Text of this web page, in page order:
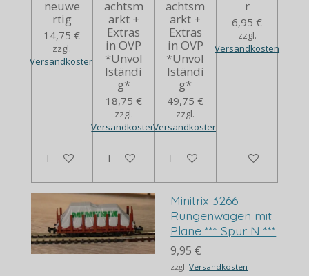
neuwe
rtig
14,75 €
zzgl.
Versandkosten
In den Warenkorb
achtsm
arkt +
Extras
in OVP
*Unvol
lständi
g*
18,75 €
zzgl.
Versandkosten
In den Warenkorb
achtsm
arkt +
Extras
in OVP
*Unvol
lständi
g*
49,75 €
zzgl.
Versandkosten
Bei Verfügbarkeit
r
6,95 €
zzgl.
Versandkosten
In den
Minitrix 3266
Rungenwagen mit
Plane *** Spur N ***
9,95 €
zzgl.Versandkosten